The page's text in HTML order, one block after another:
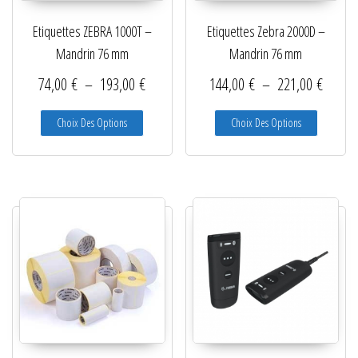
Etiquettes ZEBRA 1000T –
Mandrin 76 mm
74,00€ – 193,00€Plage de prix : 74,00 € à 193,00 €
Choix Des Options Ce produit a plusieurs variations. Les options
Etiquettes Zebra 2000D –
Mandrin 76 mm
144,00 € – 221,00 €Plage
Choix Des Options Ce